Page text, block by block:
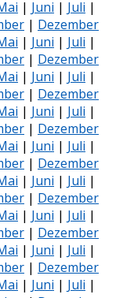
| Juni | Juli |
| Dezember
| Juni | Juli |
| Dezember
| Juni | Juli |
| Dezember
| Juni | Juli |
| Dezember
| Juni | Juli |
| Dezember
| Juni | Juli |
| Dezember
| Juni | Juli |
| Dezember
| Juni | Juli |
| Dezember
| Juni | Juli |